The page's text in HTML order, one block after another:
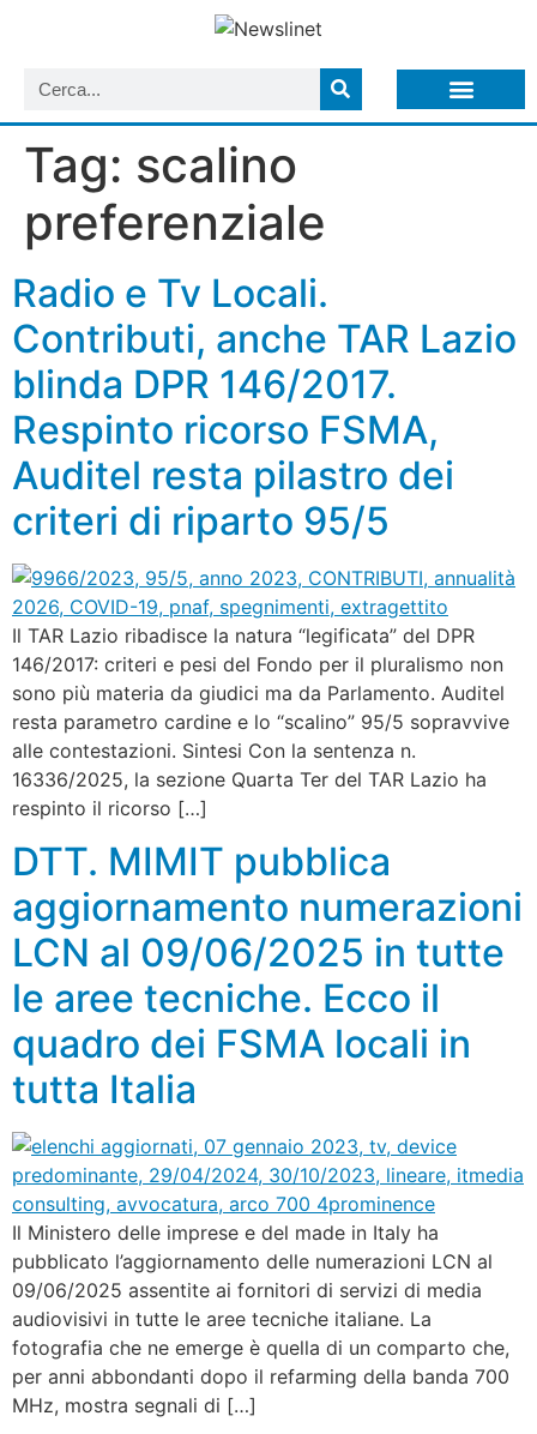
Tag: scalino
preferenziale
Radio e Tv Locali.
Contributi, anche TAR Lazio
blinda DPR 146/2017.
Respinto ricorso FSMA,
Auditel resta pilastro dei
criteri di riparto 95/5
Il TAR Lazio ribadisce la natura “legificata” del DPR
146/2017: criteri e pesi del Fondo per il pluralismo non
sono più materia da giudici ma da Parlamento. Auditel
resta parametro cardine e lo “scalino” 95/5 sopravvive
alle contestazioni. Sintesi Con la sentenza n.
16336/2025, la sezione Quarta Ter del TAR Lazio ha
respinto il ricorso […]
DTT. MIMIT pubblica
aggiornamento numerazioni
LCN al 09/06/2025 in tutte
le aree tecniche. Ecco il
quadro dei FSMA locali in
tutta Italia
Il Ministero delle imprese e del made in Italy ha
pubblicato l’aggiornamento delle numerazioni LCN al
09/06/2025 assentite ai fornitori di servizi di media
audiovisivi in tutte le aree tecniche italiane. La
fotografia che ne emerge è quella di un comparto che,
per anni abbondanti dopo il refarming della banda 700
MHz, mostra segnali di […]